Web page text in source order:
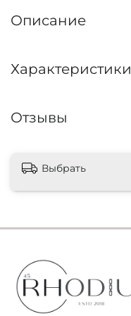
Описание
Характеристики
Отзывы
Выбрать